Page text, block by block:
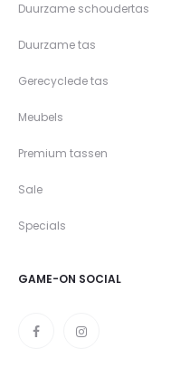
Duurzame schoudertas
Duurzame tas
Gerecyclede tas
Meubels
Premium tassen
Sale
Specials
GAME-ON SOCIAL